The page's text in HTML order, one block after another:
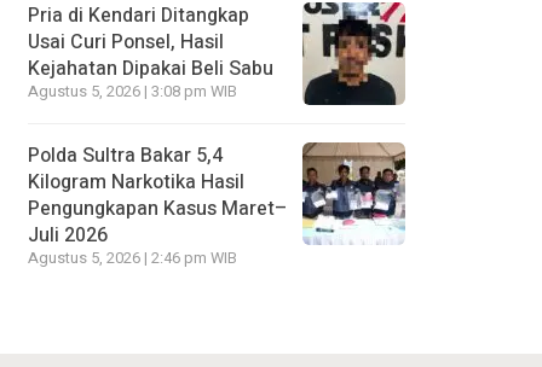
Pria di Kendari Ditangkap
Usai Curi Ponsel, Hasil
Kejahatan Dipakai Beli Sabu
Agustus 5, 2026 | 3:08 pm WIB
Polda Sultra Bakar 5,4
Kilogram Narkotika Hasil
Pengungkapan Kasus Maret–
Juli 2026
Agustus 5, 2026 | 2:46 pm WIB